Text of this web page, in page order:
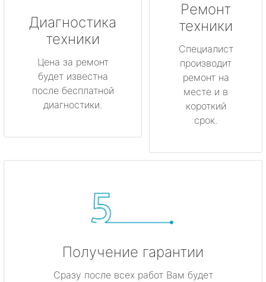
Диагностика
техники
Цена за ремонт
будет известна
после бесплатной
диагностики.
Ремонт
техники
Специалист
производит
ремонт на
месте и в
короткий
срок.
Получение гарантии
Сразу после всех работ Вам будет